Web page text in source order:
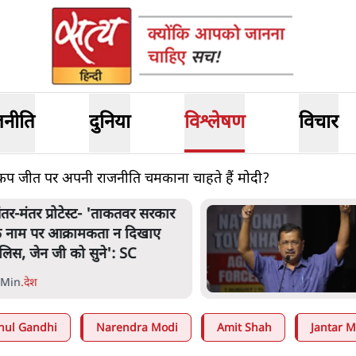
दुनिया विश्लेषण विचार
जीत पर अपनी राजनीति चमकाना चाहते हैं मोदी?
के सरेंडर के बाद भारत में
का इंस्टा हैंडल बैनः AAP
आरोप
.देश
Gandhi Narendra Modi Amit Shah Jantar